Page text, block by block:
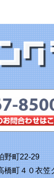
野町22-29
橋町４０衣笠